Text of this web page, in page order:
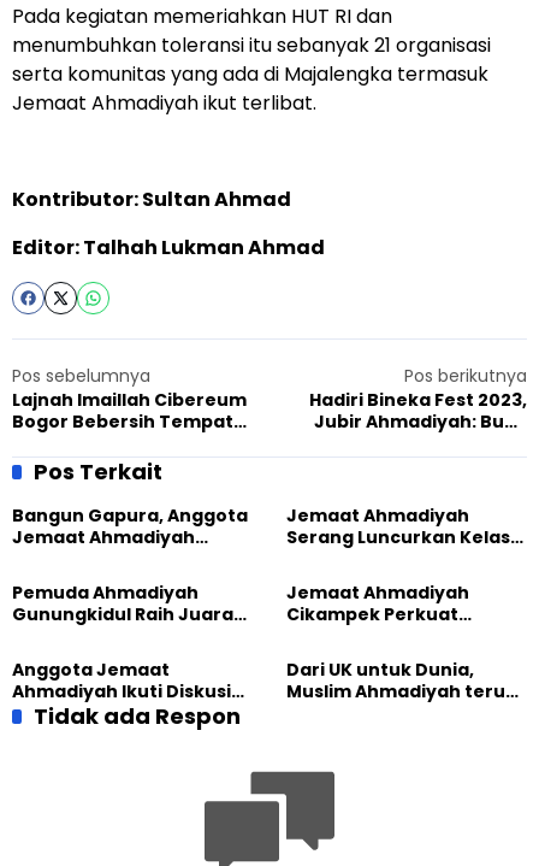
Pada kegiatan memeriahkan HUT RI dan
menumbuhkan toleransi itu sebanyak 21 organisasi
serta komunitas yang ada di Majalengka termasuk
Jemaat Ahmadiyah ikut terlibat.
Kontributor: Sultan Ahmad
Editor: Talhah Lukman Ahmad
Pos sebelumnya
Lajnah Imaillah Cibereum
Bogor Bebersih Tempat
Momen Penting
Pos berikutnya
Hadiri Bineka Fest 2023,
Jubir Ahmadiyah: Buya
Bangsa yang Sangat
Pos Terkait
Bangun Gapura, Anggota
Jemaat Ahmadiyah
Sambut HUT RI ke-81
Jemaat Ahmadiyah
Serang Luncurkan Kelas
Generasi Unggul
Pemuda Ahmadiyah
Gunungkidul Raih Juara
Jemaat Ahmadiyah
Cikampek Perkuat
Lewat Pengajian
Gabungan
Anggota Jemaat
Ahmadiyah Ikuti Diskusi
Pluralisme di Yogyakarta
Dari UK untuk Dunia,
Muslim Ahmadiyah terus
Tidak ada Respon